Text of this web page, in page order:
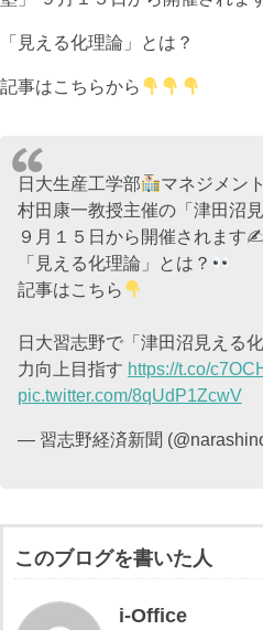
「見える化理論」とは？
記事はこちらから
日大生産工学部
マネジメン
村田康一教授主催の「津田沼見
９月１５日から開催されます
「見える化理論」とは？
記事はこちら
日大習志野で「津田沼見える
力向上目指す https://t.co/
pic.twitter.com/8qUdP1ZcwV
— 習志野経済新聞
このブログを書いた人
i-Office